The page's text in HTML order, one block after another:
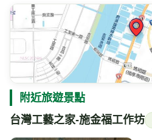
附近旅遊景點
台灣工藝之家-施金福工作坊